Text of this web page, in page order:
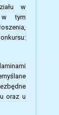
w
w tym
oraz u